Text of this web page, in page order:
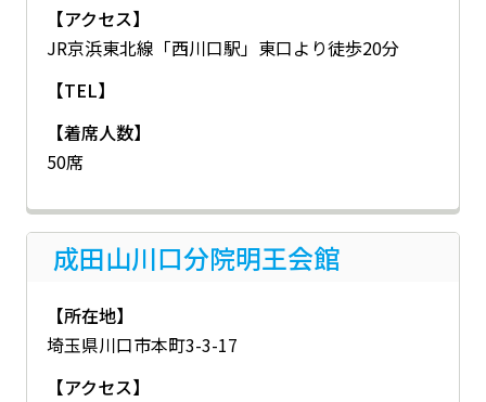
【アクセス】
JR京浜東北線「西川口駅」東口より徒歩20分
【TEL】
【着席人数】
50席
成田山川口分院明王会館
【所在地】
埼玉県川口市本町3-3-17
【アクセス】